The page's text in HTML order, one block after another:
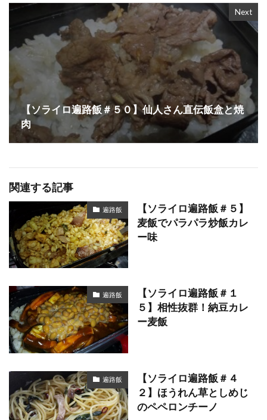
Next
【ソライロ遍路飯＃５０】仙人さん直伝飯盒と焼
肉
関連する記事
遍路飯
【ソライロ遍路飯＃５】
麦飯でパラパラ炒飯カレ
ー味
遍路飯
【ソライロ遍路飯＃１
５】相性抜群！納豆カレ
ー麦飯
遍路飯
【ソライロ遍路飯＃４
２】ほうれん草としめじ
のペペロンチーノ